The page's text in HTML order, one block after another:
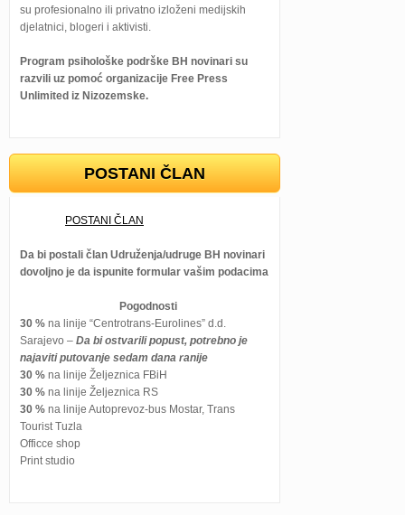
su profesionalno ili privatno izloženi medijskih
djelatnici, blogeri i aktivisti.
Program psihološke podrške BH novinari su
razvili uz pomoć organizacije Free Press
Unlimited iz Nizozemske.
POSTANI ČLAN
POSTANI ČLAN
Da bi postali član Udruženja/udruge BH novinari
dovoljno je da ispunite formular vašim podacima
Pogodnosti
30 % na linije “Centrotrans-Eurolines” d.d.
Sarajevo – Da bi ostvarili popust, potrebno je
najaviti putovanje sedam dana ranije
30 % na linije Željeznica FBiH
30 % na linije Željeznica RS
30 % na linije Autoprevoz-bus Mostar, Trans
Tourist Tuzla
Officce shop
Print studio